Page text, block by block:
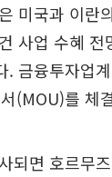
미국과 이란
사업 수혜 전
. 금융투자업
(MOU)를 체
되면 호르무